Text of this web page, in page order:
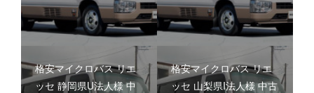
格安マイクロバス リエ
ッセ 静岡県U法人様 中
格安マイクロバス リエ
ッセ 山梨県I法人様 中古